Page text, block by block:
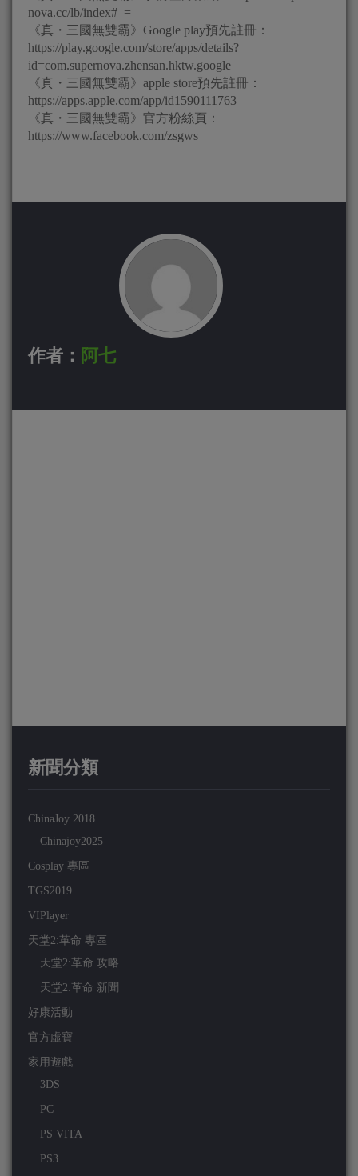
nova.cc/lb/index#_=_
《真・三國無雙霸》Google play預先註冊：
https://play.google.com/store/apps/details?
id=com.supernova.zhensan.hktw.google
《真・三國無雙霸》apple store預先註冊：
https://apps.apple.com/app/id1590111763
《真・三國無雙霸》官方粉絲頁：
https://www.facebook.com/zsgws
作者： 阿七
新聞分類
ChinaJoy 2018
Chinajoy2025
Cosplay 專區
TGS2019
VIPlayer
天堂2:革命 專區
天堂2:革命 攻略
天堂2:革命 新聞
好康活動
官方虛寶
家用遊戲
3DS
PC
PS VITA
PS3